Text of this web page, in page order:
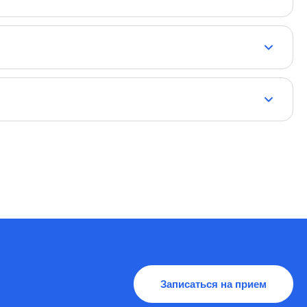
они мягко изменяют форму роговицы, и утром человек
миопии у детей.
Записаться на прием